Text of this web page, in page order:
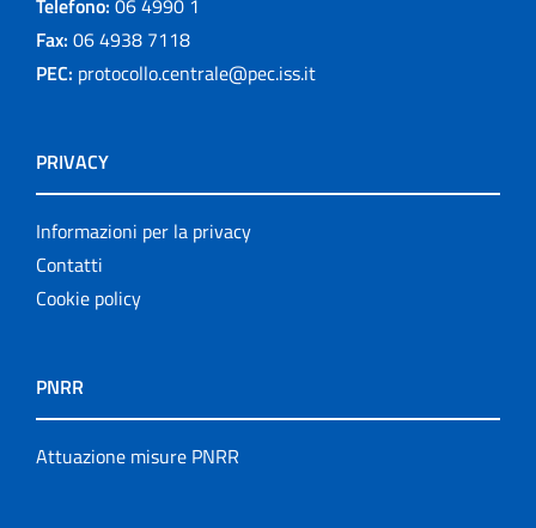
Fax: 06 4938 7118
PEC: protocollo.centrale@pec.iss.it
PRIVACY
Informazioni per la privacy
Contatti
Cookie policy
PNRR
Attuazione misure PNRR